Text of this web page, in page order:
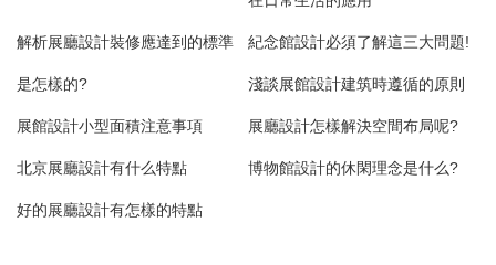
解析展廳設計裝修應達到的標準
是怎樣的?
紀念館設計必須了解這三大問題!
淺談展館設計建筑時遵循的原則
展館設計小型面積注意事項 展廳設計怎樣解決空間布局呢?
北京展廳設計有什么特點 博物館設計的休閑理念是什么?
好的展廳設計有怎樣的特點